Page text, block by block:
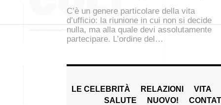
C’è un genere particolare della vita
d’ufficio: la riunione in cui non si decide
nulla, ma alla quale devi assolutamente
partecipare. L’ordine del…
LE CELEBRITÀ RELAZIONI
VITA
SALUTE
NUOVO!